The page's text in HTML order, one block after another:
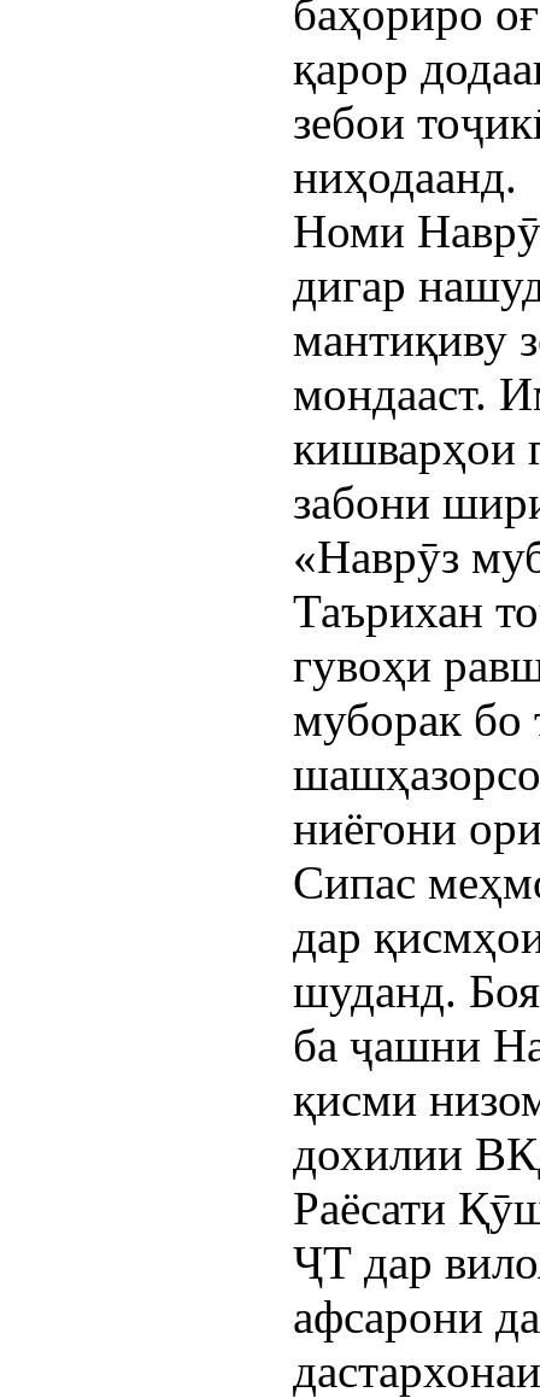
баҳориро
қарор
зебои
ниҳодаанд.
Номи
дигар
мантиқиву
мондааст.
кишварҳои
забони
«Наврӯз
Таърихан
гувоҳи
муборак бо
ниёгони
Сипас
дар
шуданд.
ба ҷашни
қисми
дохилии
Раёсати
ҶТ дар
афсарони